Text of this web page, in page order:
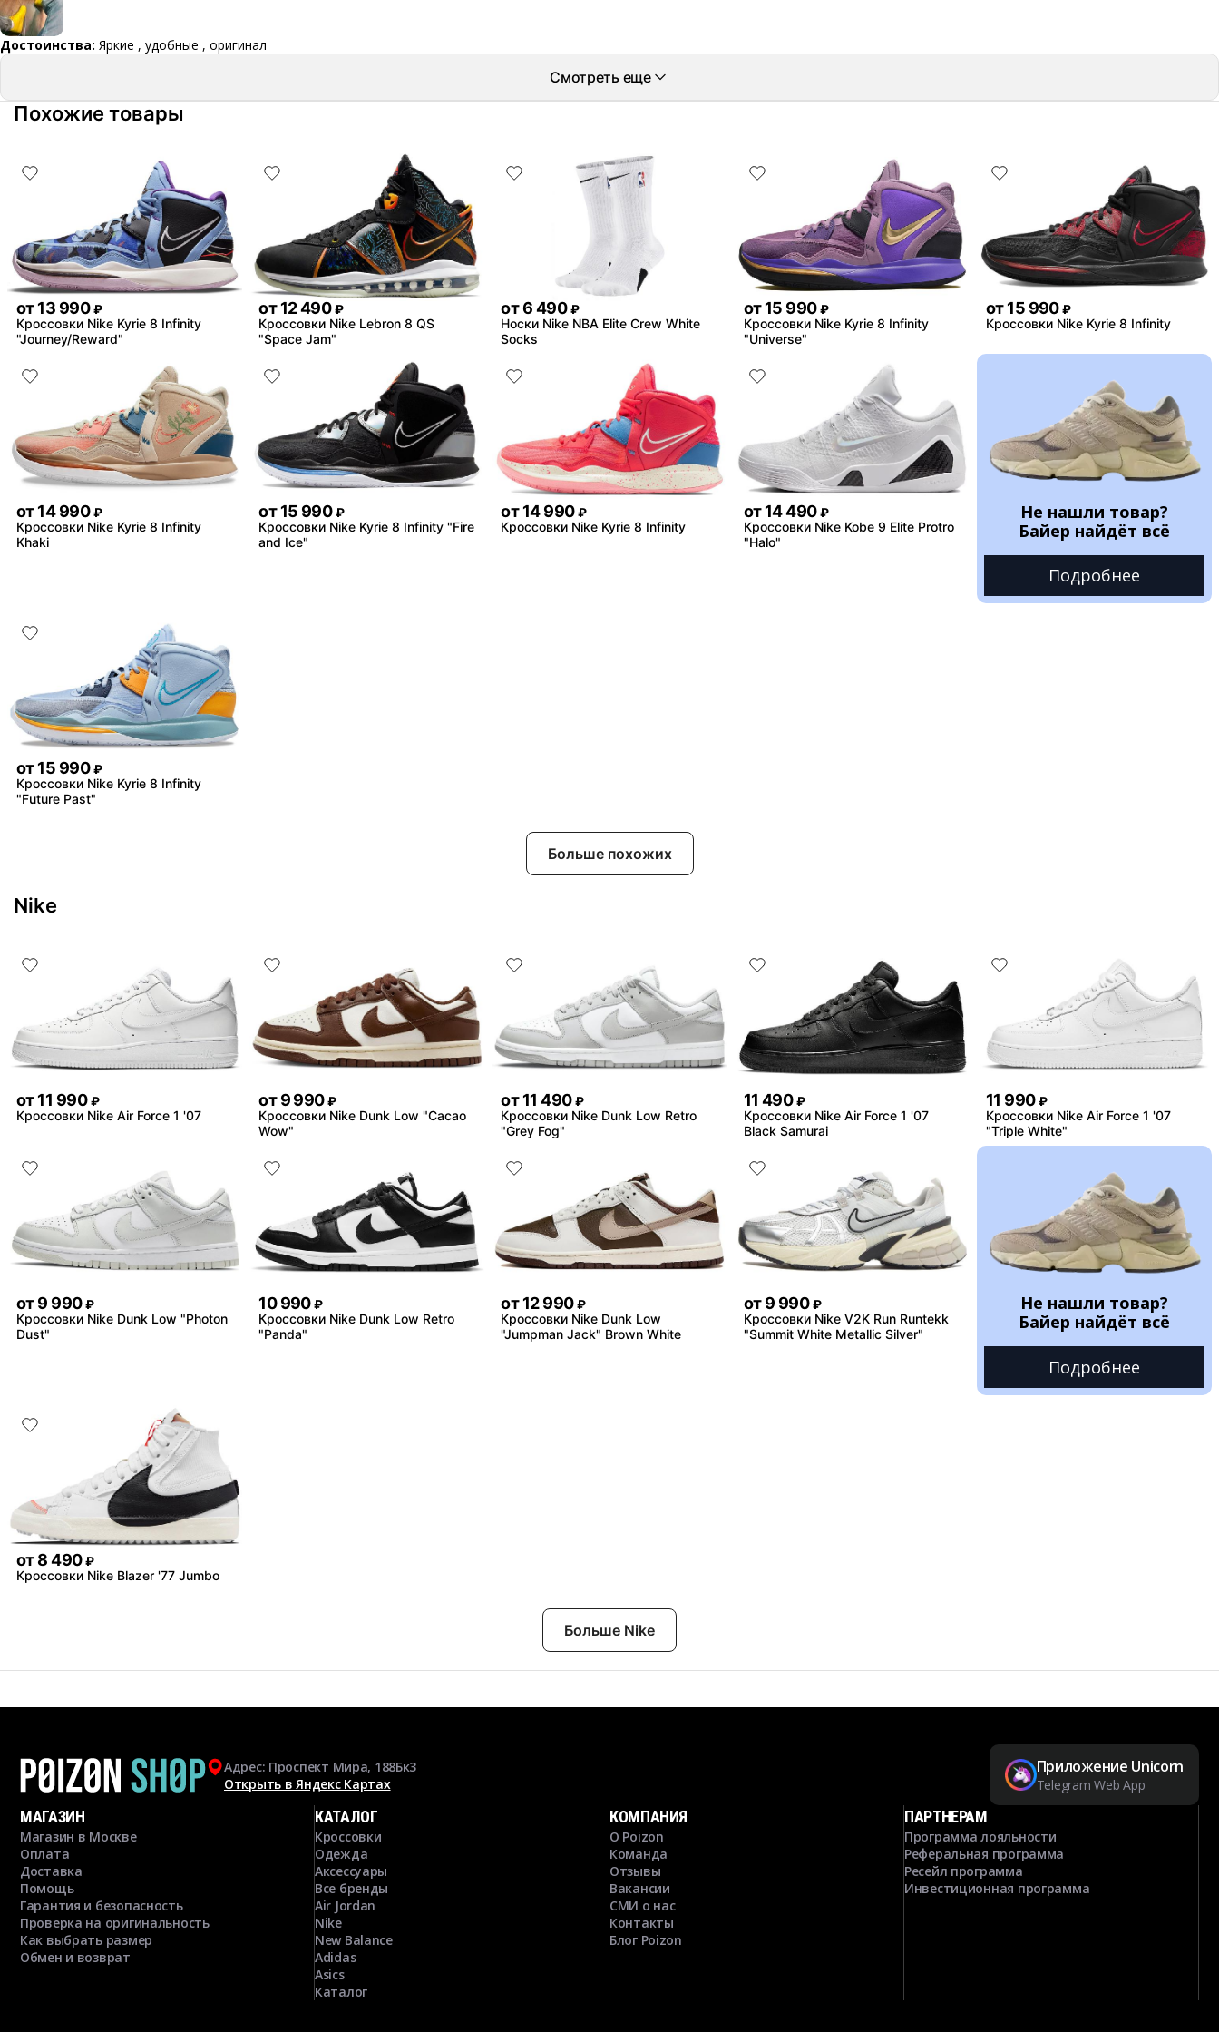
Достоинства: Яркие , удобные , оригинал
Смотреть еще
Похожие товары
от13 990 ₽
Кроссовки Nike Kyrie 8 Infinity
"Journey/Reward"
от 12 490 ₽
Кроссовки Nike Lebron 8 QS
"Space Jam"
от6 490 ₽
Носки Nike NBA Elite Crew White
Socks
от 15 990 ₽
Кроссовки Nike Kyrie 8 Infinity
"Universe"
от 15 990 ₽
Кроссовки Nike Kyrie 8 Infinity
от14 990 ₽
Кроссовки Nike Kyrie 8 Infinity
Khaki
от 15 990 ₽
Кроссовки Nike Kyrie 8 Infinity "Fire
and Ice"
от 14 990 ₽
Кроссовки Nike Kyrie 8 Infinity
от 14 490 ₽
Кроссовки Nike Kobe 9 Elite Protro
"Halo"
Не нашли товар?
Байер найдёт всё
Подробнее
от15 990 ₽
Кроссовки Nike Kyrie 8 Infinity
"Future Past"
Больше похожих
Nike
от11 990 ₽
Кроссовки Nike Air Force 1 '07
от 9 990 ₽
Кроссовки Nike Dunk Low "Cacao
Wow"
от 11 490 ₽
Кроссовки Nike Dunk Low Retro
"Grey Fog"
11 490 ₽
Кроссовки Nike Air Force 1 '07
Black Samurai
11 990 ₽
Кроссовки Nike Air Force 1 '07
"Triple White"
от9 990 ₽
Кроссовки Nike Dunk Low "Photon
Dust"
10 990 ₽
Кроссовки Nike Dunk Low Retro
"Panda"
от 12 990 ₽
Кроссовки Nike Dunk Low
"Jumpman Jack" Brown White
от 9 990 ₽
Кроссовки Nike V2K Run Runtekk
"Summit White Metallic Silver"
Не нашли товар?
Байер найдёт всё
Подробнее
от8 490 ₽
Кроссовки Nike Blazer '77 Jumbo
Больше Nike
Адрес: Проспект Мира, 188Бк3
Открыть в Яндекс Картах
Приложение Unicorn
Telegram Web App
МАГАЗИН
Магазин в Москве
Оплата
Доставка
Помощь
Гарантия и безопасность
Проверка на оригинальность
Как выбрать размер
Обмен и возврат
КАТАЛОГ
Кроссовки
Одежда
Аксессуары
Все бренды
Air Jordan
Nike
New Balance
Adidas
Asics
Каталог
КОМПАНИЯ
О Poizon
Команда
Отзывы
Вакансии
СМИ о нас
Контакты
Блог Poizon
ПАРТНЕРАМ
Программа лояльности
Реферальная программа
Ресейл программа
Инвестиционная программа